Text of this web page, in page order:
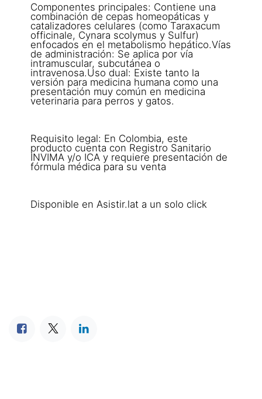
Componentes principales: Contiene una
combinación de cepas homeopáticas y
catalizadores celulares (como Taraxacum
officinale, Cynara scolymus y Sulfur)
enfocados en el metabolismo hepático.Vías
de administración: Se aplica por vía
intramuscular, subcutánea o
intravenosa.Uso dual: Existe tanto la
versión para medicina humana como una
presentación muy común en medicina
veterinaria para perros y gatos.
Requisito legal: En Colombia, este
producto cuenta con Registro Sanitario
INVIMA y/o ICA y requiere presentación de
fórmula médica para su venta
Disponible en Asistir.lat a un solo click